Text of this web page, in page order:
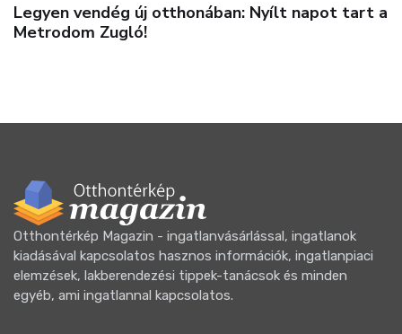
Legyen vendég új otthonában: Nyílt napot tart a
Metrodom Zugló!
Otthontérkép Magazin - ingatlanvásárlással, ingatlanok
kiadásával kapcsolatos hasznos információk, ingatlanpiaci
elemzések, lakberendezési tippek-tanácsok és minden
egyéb, ami ingatlannal kapcsolatos.